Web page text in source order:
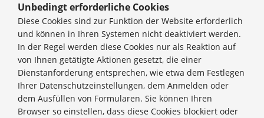
Unbedingt erforderliche Cookies
Diese Cookies sind zur Funktion der Website erforderlich
und können in Ihren Systemen nicht deaktiviert werden.
In der Regel werden diese Cookies nur als Reaktion auf
von Ihnen getätigte Aktionen gesetzt, die einer
Dienstanforderung entsprechen, wie etwa dem Festlegen
Ihrer Datenschutzeinstellungen, dem Anmelden oder
dem Ausfüllen von Formularen. Sie können Ihren
Browser so einstellen, dass diese Cookies blockiert oder